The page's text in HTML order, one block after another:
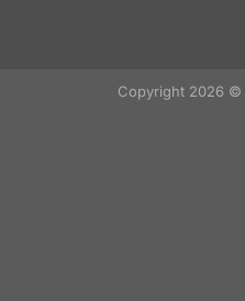
Copyright 2026 ©